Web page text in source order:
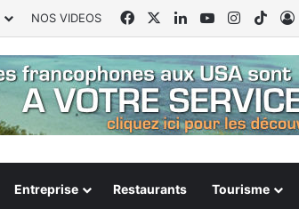
NOS VIDEOS FacebookLinkedinYouTubeInstagram
Entreprise Restaurants Tourisme